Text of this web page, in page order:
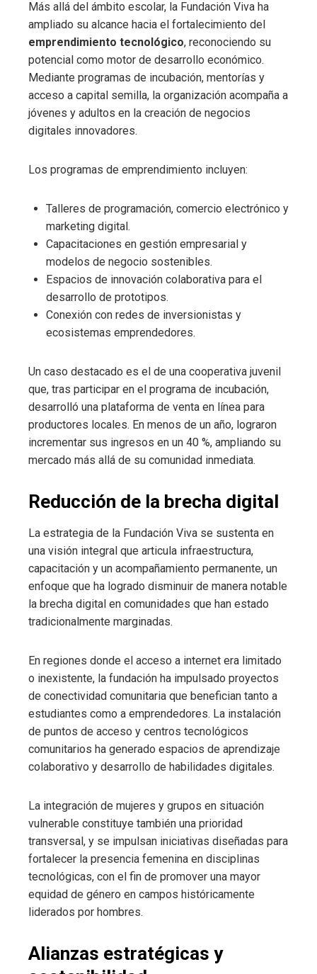
Más allá del ámbito escolar, la Fundación Viva ha
ampliado su alcance hacia el fortalecimiento del
emprendimiento tecnológico, reconociendo su
potencial como motor de desarrollo económico.
Mediante programas de incubación, mentorías y
acceso a capital semilla, la organización acompaña a
jóvenes y adultos en la creación de negocios
digitales innovadores.
Los programas de emprendimiento incluyen:
Talleres de programación, comercio electrónico y
marketing digital.
Capacitaciones en gestión empresarial y
modelos de negocio sostenibles.
Espacios de innovación colaborativa para el
desarrollo de prototipos.
Conexión con redes de inversionistas y
ecosistemas emprendedores.
Un caso destacado es el de una cooperativa juvenil
que, tras participar en el programa de incubación,
desarrolló una plataforma de venta en línea para
productores locales. En menos de un año, lograron
incrementar sus ingresos en un 40 %, ampliando su
mercado más allá de su comunidad inmediata.
Reducción de la brecha digital
La estrategia de la Fundación Viva se sustenta en
una visión integral que articula infraestructura,
capacitación y un acompañamiento permanente, un
enfoque que ha logrado disminuir de manera notable
la brecha digital en comunidades que han estado
tradicionalmente marginadas.
En regiones donde el acceso a internet era limitado
o inexistente, la fundación ha impulsado proyectos
de conectividad comunitaria que benefician tanto a
estudiantes como a emprendedores. La instalación
de puntos de acceso y centros tecnológicos
comunitarios ha generado espacios de aprendizaje
colaborativo y desarrollo de habilidades digitales.
La integración de mujeres y grupos en situación
vulnerable constituye también una prioridad
transversal, y se impulsan iniciativas diseñadas para
fortalecer la presencia femenina en disciplinas
tecnológicas, con el fin de promover una mayor
equidad de género en campos históricamente
liderados por hombres.
Alianzas estratégicas y